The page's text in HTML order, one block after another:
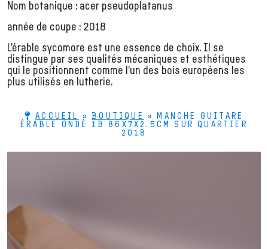
Nom botanique : acer pseudoplatanus
année de coupe : 2018
L’érable sycomore est une essence de choix. Il se
distingue par ses qualités mécaniques et esthétiques
qui le positionnent comme l’un des bois européens les
plus utilisés en lutherie.
ACCUEIL »BOUTIQUE »
MANCHE GUITARE
ÉRABLE ONDÉ 1B 86X7X2.5CM SUR QUARTIER
2018